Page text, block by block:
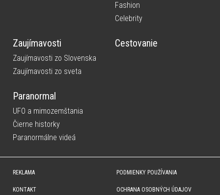
Fashion
Celebrity
Zaujímavosti
Zaujímavosti zo Slovenska
Zaujímavosti zo sveta
Cestovanie
Paranormal
UFO a mimozemštania
Čierne historky
Paranormálne videá
REKLAMA
KONTAKT
PODMIENKY POUŽÍVANIA
OCHRANA OSOBNÝCH ÚDAJOV